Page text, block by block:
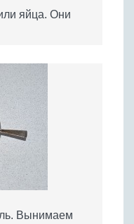
яйца. Они
Вынимаем